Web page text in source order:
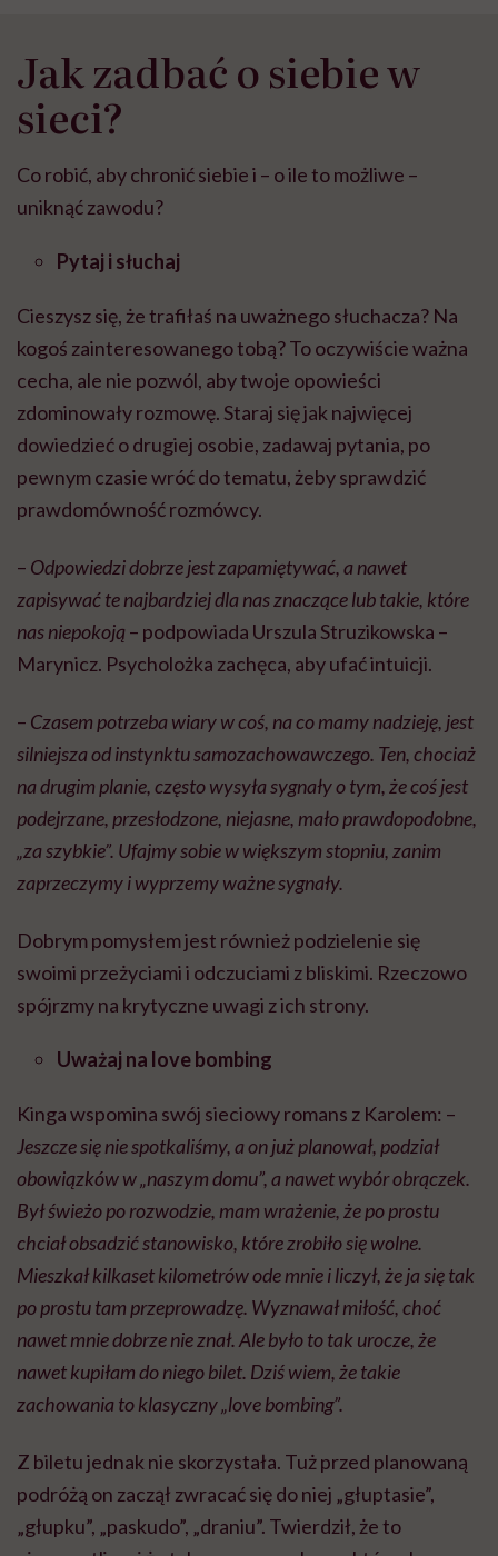
Jak zadbać o siebie w
sieci?
Co robić, aby chronić siebie i – o ile to możliwe –
uniknąć zawodu?
Pytaj i słuchaj
Cieszysz się, że trafiłaś na uważnego słuchacza? Na
kogoś zainteresowanego tobą? To oczywiście ważna
cecha, ale nie pozwól, aby twoje opowieści
zdominowały rozmowę. Staraj się jak najwięcej
dowiedzieć o drugiej osobie, zadawaj pytania, po
pewnym czasie wróć do tematu, żeby sprawdzić
prawdomówność rozmówcy.
– Odpowiedzi dobrze jest zapamiętywać, a nawet
zapisywać te najbardziej dla nas znaczące lub takie, które
nas niepokoją– podpowiada Urszula Struzikowska –
Marynicz. Psycholożka zachęca, aby ufać intuicji.
– Czasem potrzeba wiary w coś, na co mamy nadzieję, jest
silniejsza od instynktu samozachowawczego. Ten, chociaż
na drugim planie, często wysyła sygnały o tym, że coś jest
podejrzane, przesłodzone, niejasne, mało prawdopodobne,
„za szybkie”. Ufajmy sobie w większym stopniu, zanim
zaprzeczymy i wyprzemy ważne sygnały.
Dobrym pomysłem jest również podzielenie się
swoimi przeżyciami i odczuciami z bliskimi. Rzeczowo
spójrzmy na krytyczne uwagi z ich strony.
Uważaj na love bombing
Kinga wspomina swój sieciowy romans z Karolem: –
Jeszcze się nie spotkaliśmy, a on już planował, podział
obowiązków w „naszym domu”, a nawet wybór obrączek.
Był świeżo po rozwodzie, mam wrażenie, że po prostu
chciał obsadzić stanowisko, które zrobiło się wolne.
Mieszkał kilkaset kilometrów ode mnie i liczył, że ja się tak
po prostu tam przeprowadzę. Wyznawał miłość, choć
nawet mnie dobrze nie znał. Ale było to tak urocze, że
nawet kupiłam do niego bilet. Dziś wiem, że takie
zachowania to klasyczny „love bombing”.
Z biletu jednak nie skorzystała. Tuż przed planowaną
podróżą on zaczął zwracać się do niej „głuptasie”,
„głupku”, „paskudo”, „draniu”. Twierdził, że to